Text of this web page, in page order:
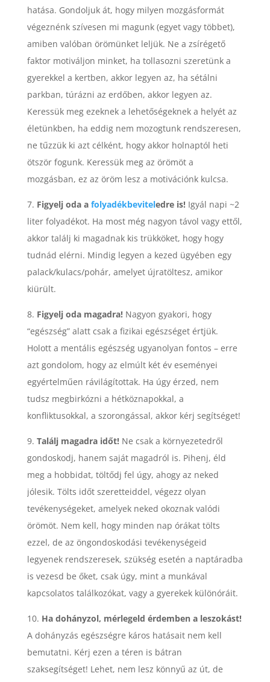
hatása. Gondoljuk át, hogy milyen mozgásformát
végeznénk szívesen mi magunk (egyet vagy többet),
amiben valóban örömünket leljük. Ne a zsírégető
faktor motiváljon minket, ha tollasozni szeretünk a
gyerekkel a kertben, akkor legyen az, ha sétálni
parkban, túrázni az erdőben, akkor legyen az.
Keressük meg ezeknek a lehetőségeknek a helyét az
életünkben, ha eddig nem mozogtunk rendszeresen,
ne tűzzük ki azt célként, hogy akkor holnaptól heti
ötször fogunk. Keressük meg az örömöt a
mozgásban, ez az öröm lesz a motivációnk kulcsa.
7. Figyelj oda a folyadékbeviteledre is!Igyál napi ~2
liter folyadékot. Ha most még nagyon távol vagy ettől,
akkor találj ki magadnak kis trükköket, hogy hogy
tudnád elérni. Mindig legyen a kezed ügyében egy
palack/kulacs/pohár, amelyet újratöltesz, amikor
kiürült.
8. Figyelj oda magadra!Nagyon gyakori, hogy
“egészség” alatt csak a fizikai egészséget értjük.
Holott a mentális egészség ugyanolyan fontos – erre
azt gondolom, hogy az elmúlt két év eseményei
egyértelműen rávilágítottak. Ha úgy érzed, nem
tudsz megbirkózni a hétköznapokkal, a
konfliktusokkal, a szorongással, akkor kérj segítséget!
9. Találj magadra időt!Ne csak a környezetedről
gondoskodj, hanem saját magadról is. Pihenj, éld
meg a hobbidat, töltődj fel úgy, ahogy az neked
jólesik. Tölts időt szeretteiddel, végezz olyan
tevékenységeket, amelyek neked okoznak valódi
örömöt. Nem kell, hogy minden nap órákat tölts
ezzel, de az öngondoskodási tevékenységeid
legyenek rendszeresek, szükség esetén a naptáradba
is vezesd be őket, csak úgy, mint a munkával
kapcsolatos találkozókat, vagy a gyerekek különóráit.
10. Ha dohányzol, mérlegeld érdemben a leszokást!
A dohányzás egészségre káros hatásait nem kell
bemutatni. Kérj ezen a téren is bátran
szaksegítséget! Lehet, nem lesz könnyű az út, de